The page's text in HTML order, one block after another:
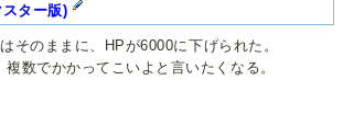
ター版)
そのままに、HPが6000に下げられた。
数でかかってこいよと言いたくなる。